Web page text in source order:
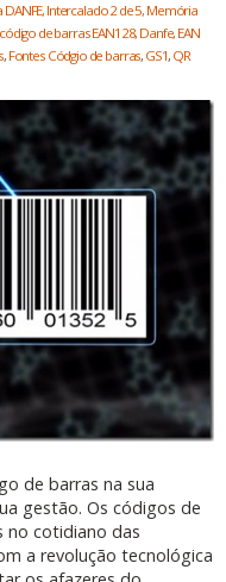
Intercalado 2 de 5, Memória
de barras EAN128, Danfe, EAN
, Fontes Códgio de barras, GS1, QR
de barras na sua
gestão. Os códigos de
no cotidiano das
a revolução tecnológica